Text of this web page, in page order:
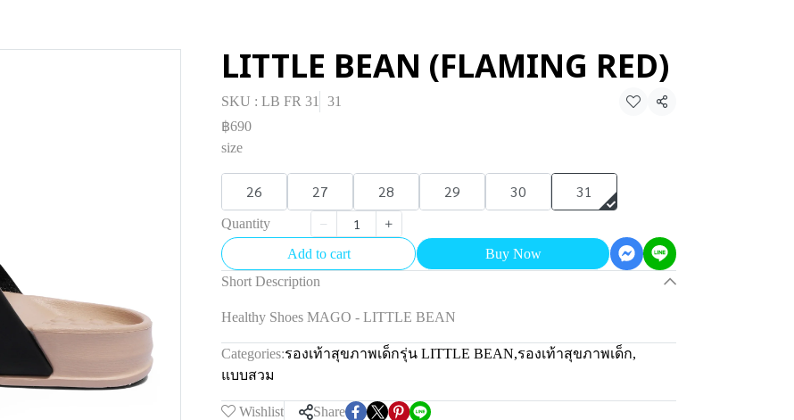
LITTLE BEAN (FLAMING RED)
SKU : LB FR 31 31
Share
฿690
size
26 27 28 29 30 31
Quantity
Add to cart
Buy Now
Short Description
Healthy Shoes MAGO - LITTLE BEAN
Categories:รองเท้าสุขภาพเด็กรุ่น LITTLE BEAN,รองเท้าสุขภาพเด็ก,
แบบสวม
Wishlist Share